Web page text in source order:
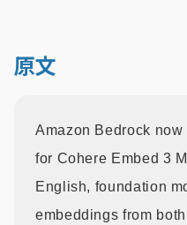
原文
Amazon Bedrock
for Cohere Embed 3
English, foundation
embeddings from